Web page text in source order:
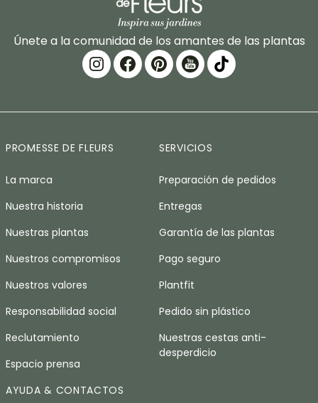
Únete a la comunidad de los amantes de las plantas
PROMESSE DE FLEURS
La marca
Nuestra historia
Nuestras plantas
Nuestros compromisos
Nuestros valores
Responsabilidad social
Reclutamiento
Espacio prensa
SERVICIOS
Preparación de pedidos
Entregas
Garantía de las plantas
Pago seguro
Plantfit
Pedido sin plástico
Nuestras cestas anti-
desperdicio
AYUDA & CONTACTOS